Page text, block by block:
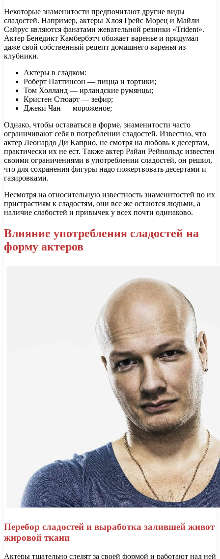
Некоторые знаменитости предпочитают другие виды
сладостей. Например, актеры Хлоя Грейс Морец и Майли
Сайрус являются фанатами жевательной резинки «Trident».
Актер Бенедикт Камбербэтч обожает варенье и придумал
даже свой собственный рецепт домашнего варенья из
клубники.
Актеры в сладком:
Роберт Паттинсон — пицца и тортики;
Том Холланд — ирландские румянцы;
Кристен Стюарт — зефир;
Джеки Чан — мороженое;
Однако, чтобы оставаться в форме, знаменитости часто
ограничивают себя в потреблении сладостей. Известно, что
актер Леонардо Ди Каприо, не смотря на любовь к десертам,
практически их не ест. Также актер Райан Рейнольдс известен
своими ограничениями в употреблении сладостей, он решил,
что для сохранения фигуры надо пожертвовать десертами и
газировками.
Несмотря на относительную известность знаменитостей по их
пристрастиям к сладостям, они все же остаются людьми, а
наличие слабостей и привычек у всех почти одинаково.
Влияние употребления сладостей на
форму актеров
Перебор сладостей и выработка залившей живот
жировой ткани
Актеры тщательно следят за своей формой и работают над ней